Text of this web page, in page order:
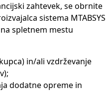
zahtevek, se obrnite
sistema MTABSYS
spletnem mestu
in/ali vzdrževanje
dodatne opreme in